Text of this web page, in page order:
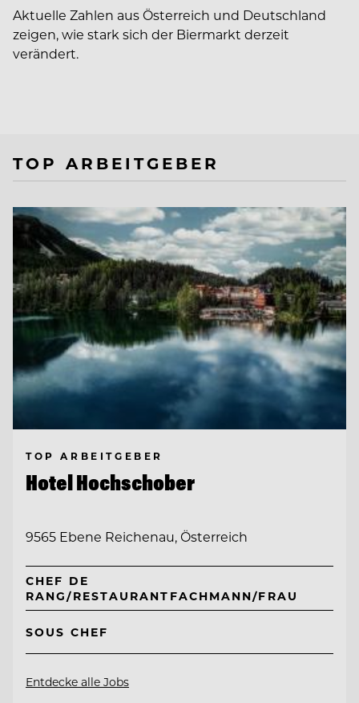
Aktuelle Zahlen aus Österreich und Deutschland
zeigen, wie stark sich der Biermarkt derzeit
verändert.
TOP ARBEITGEBER
TOP ARBEITGEBER
Hotel Hochschober
9565 Ebene Reichenau, Österreich
CHEF DE
RANG/RESTAURANTFACHMANN/FRAU
SOUS CHEF
Entdecke alle Jobs